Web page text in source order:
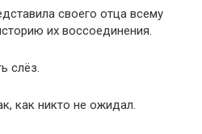
своего отца всему
их воссоединения.
слёз.
как никто не ожидал.